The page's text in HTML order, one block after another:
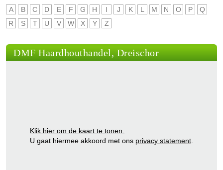
A
B C D E F G H I J K L M N O P
Q
R
S T U V W X Y Z
DMF Haardhouthandel, Dreischor
Klik hier om de kaart te tonen.
U gaat hiermee akkoord met ons privacy statement